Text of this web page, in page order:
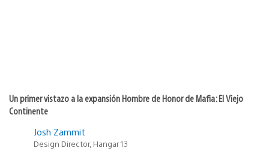
Un primer vistazo a la expansión Hombre de Honor de Mafia: El Viejo
Continente
Josh Zammit
Design Director, Hangar 13